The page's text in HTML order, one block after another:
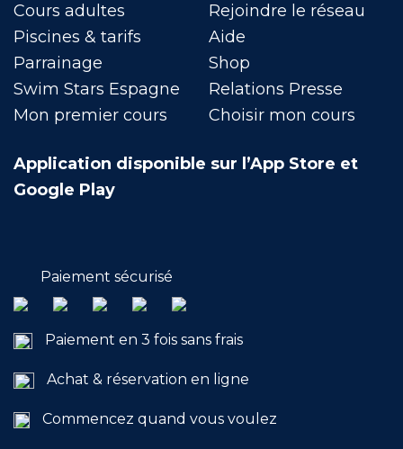
Cours adultes
Piscines & tarifs
Parrainage
Swim Stars Espagne
Mon premier cours
Rejoindre le réseau
Aide
Shop
Relations Presse
Choisir mon cours
Application disponible sur l’App Store et
Google Play
Paiement sécurisé
Paiement en 3 fois sans frais
Achat & réservation en ligne
Commencez quand vous voulez